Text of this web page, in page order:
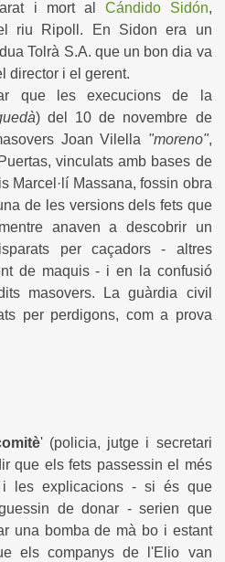
i mort al Cándido Sidón,
riu Ripoll. En Sidon era un
Tolrà S.A. que un bon dia va
director i el gerent.
que les execucions de la
) del 10 de novembre de
Joan Vilella "moreno",
vinculatsamb bases de
Marcel·lí Massana, fossin obra
de les versions dels fets que
anaven a descobrir un
per caçadors - altres
de maquis - i en la confusió
masovers. La guàrdia civil
per perdigons, com a prova
' (policia, jutge i secretari
que els fets passessin el més
i les explicacions - si és que
de donar - serien que
una bomba de mà bo i estant
els companys de l'Elio van